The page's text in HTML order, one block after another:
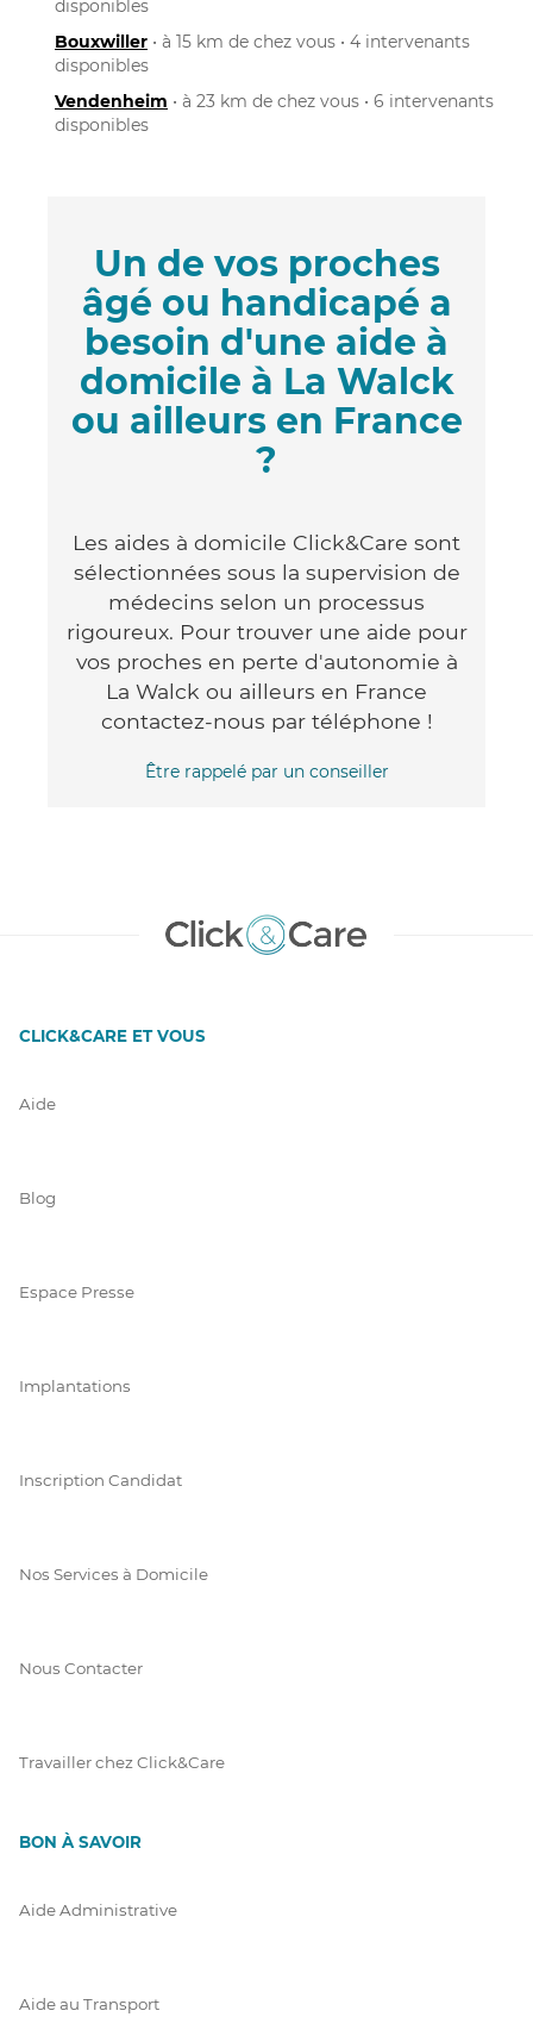
disponibles
Bouxwiller • à 15 km de chez vous • 4 intervenants
disponibles
Vendenheim • à 23 km de chez vous • 6 intervenants
disponibles
Un de vos proches
âgé ou handicapé a
besoin d'une aide à
domicile à La Walck
ou ailleurs en France
?
Les aides à domicile Click&Care sont
sélectionnées sous la supervision de
médecins selon un processus
rigoureux. Pour trouver une aide pour
vos proches en perte d'autonomie à
La Walck ou ailleurs en France
contactez-nous par téléphone !
Être rappelé par un conseiller
CLICK&CARE ET VOUS
Aide
Blog
Espace Presse
Implantations
Inscription Candidat
Nos Services à Domicile
Nous Contacter
Travailler chez Click&Care
BON À SAVOIR
Aide Administrative
Aide au Transport